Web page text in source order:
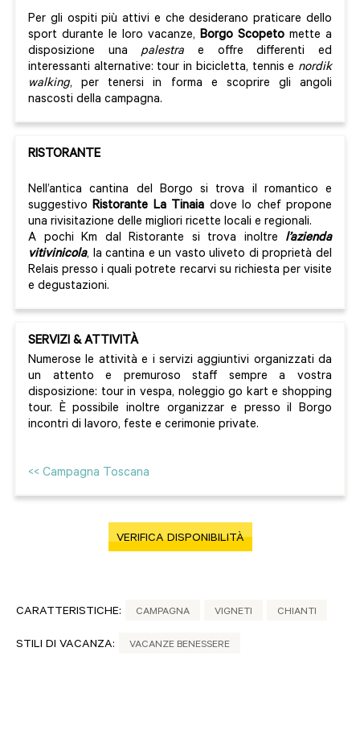
Per gli ospiti più attivi e che desiderano praticare dello
sport durante le loro vacanze, Borgo Scopeto mette a
disposizione unapalestra e offre differenti ed
interessanti alternative: tour in bicicletta, tennis e nordik
walking, per tenersi in forma e scoprire gli angoli
nascosti della campagna.
RISTORANTE
Nell’antica cantina del Borgo si trova il romantico e
suggestivoRistorante La Tinaia dove lo chef propone
una rivisitazione delle migliori ricette locali e regionali.
A pochi Km dal Ristorante si trova inoltre l’azienda
vitivinicola, la cantina e un vasto uliveto di proprietà del
Relais presso i quali potrete recarvi su richiesta per visite
e degustazioni.
SERVIZI & ATTIVITÀ
Numerose le attività e i servizi aggiuntivi organizzati da
un attento e premuroso staff sempre a vostra
disposizione: tour in vespa, noleggio go kart e shopping
tour. È possibile inoltre organizzar e presso il Borgo
incontri di lavoro, feste e cerimonie private.
<< Campagna Toscana
VERIFICA DISPONIBILITÀ
CARATTERISTICHE: CAMPAGNA VIGNETI CHIANTI
STILI DI VACANZA: VACANZE BENESSERE